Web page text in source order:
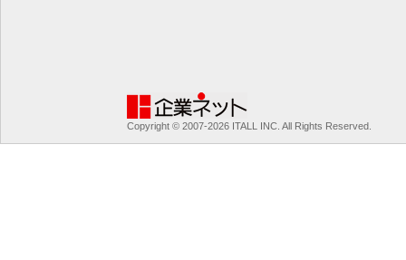
Copyright © 2007-2026 ITALL INC. All Rights Reserved.